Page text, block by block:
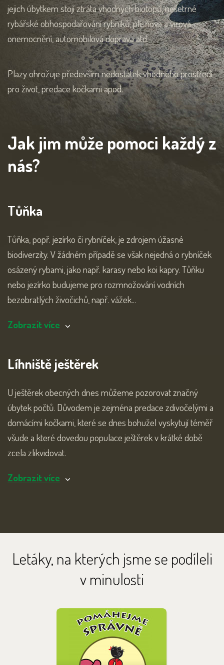
jejich úbytkem stojí ztráta vhodných biotopů, nešetrné
rybářské obhospodařování rybníků, plísňová a virová
onemocnění, automobilová doprava atd.
Plazy ohrožuje především nedostatek vhodného prostředí
pro život, predace kočkami apod.
Jak jim může pomoci každý z
nás?
Tůňka
Tůňka, popř. jezírko či rybníček, je zdrojem úžasné
biodiverzity. V žádném případě se však nejedná o rybníček
osázený rybami, jako např. karasy nebo koi kapry. Tůňku
nebo jezírko budujeme pro rozmnožování vodních
bezobratlých živočichů, např. vážek...
Zobrazit více
Líhniště ještěrek
U ještěrek obecných dnes můžeme pozorovat značný
úbytek počtů. Důvodem je zejména predace zdivočelými a
domácími kočkami, které se dnes bohužel vyskytují téměř
všude a které dovedou populace ještěrek v krátké době
zcela zlikvidovat.
Zobrazit více
Letáky, na kterých jsme se podíleli
v minulosti